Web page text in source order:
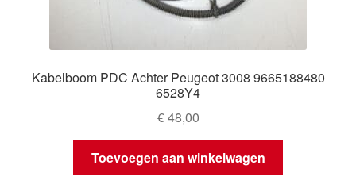
Kabelboom PDC Achter Peugeot 3008 9665188480
6528Y4
€48,00
Toevoegen aan winkelwagen